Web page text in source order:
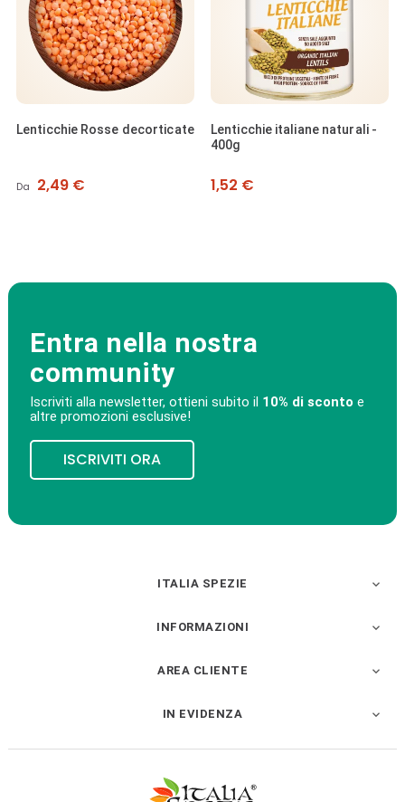
Lenticchie Rosse decorticate
Da Prezzo
2,49 €
Lenticchie italiane naturali -
400g
Prezzo
1,52 €
Entra nella nostra
community
Iscriviti alla newsletter, ottieni subito il 10% di sconto e
altre promozioni esclusive!
ISCRIVITI ORA
ITALIA SPEZIE 
INFORMAZIONI 
AREA CLIENTE 
IN EVIDENZA 